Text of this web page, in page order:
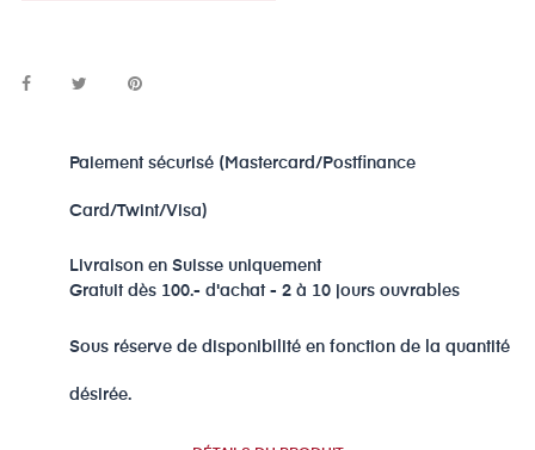
Paiement sécurisé (Mastercard/Postfinance
Card/Twint/Visa)
Livraison en Suisse uniquement
Gratuit dès 100.- d'achat - 2 à 10 jours ouvrables
Sous réserve de disponibilité en fonction de la quantité
désirée.